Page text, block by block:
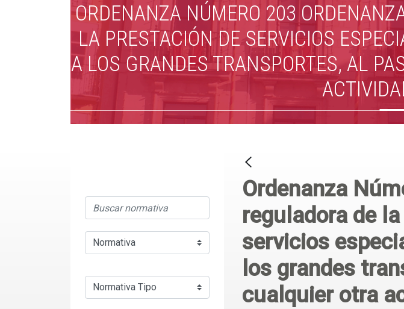
ORDENANZA NÚMERO 203
LA PRESTACIÓN DE SERVICIOS
A LOS GRANDES TRANSPORTES, AL
Ordenanza
reguladora de
servicios
los grandes
cualquier otra